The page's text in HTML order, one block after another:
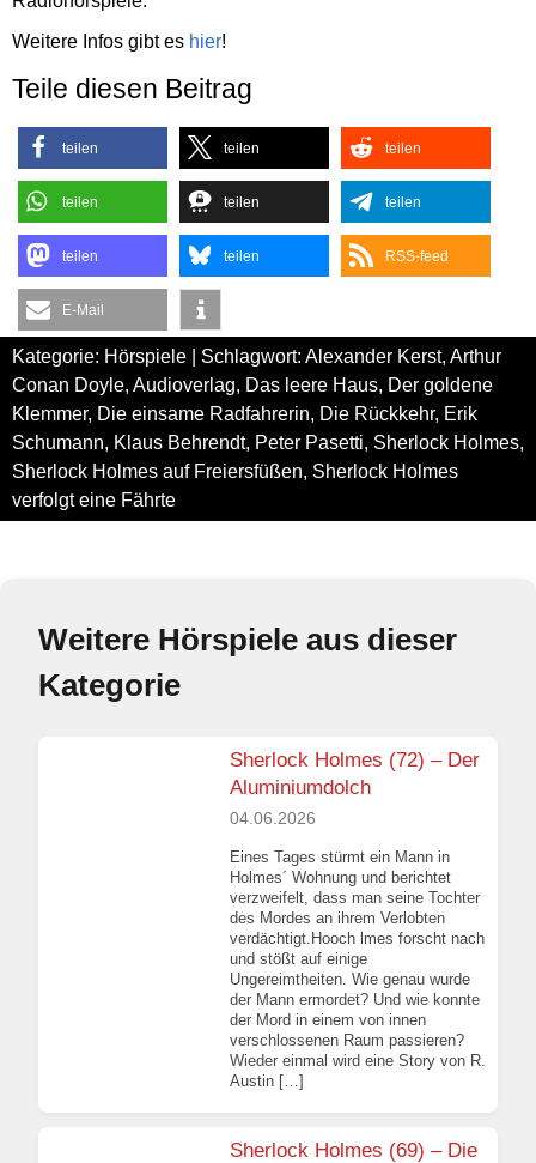
Weitere Infos gibt es hier!
Teile diesen Beitrag
teilen teilen teilen
teilen teilen teilen
teilen teilen RSS-feed
E-Mail
Kategorie: Hörspiele | Schlagwort: Alexander Kerst, Arthur
Conan Doyle, Audioverlag, Das leere Haus, Der goldene
Klemmer, Die einsame Radfahrerin, Die Rückkehr, Erik
Schumann, Klaus Behrendt, Peter Pasetti, Sherlock Holmes,
Sherlock Holmes auf Freiersfüßen, Sherlock Holmes
verfolgt eine Fährte
Weitere Hörspiele aus dieser
Kategorie
Sherlock Holmes (72) – Der
Aluminiumdolch
04.06.2026
Eines Tages stürmt ein Mann in
Holmes´ Wohnung und berichtet
verzweifelt, dass man seine Tochter
des Mordes an ihrem Verlobten
verdächtigt.Hooch lmes forscht nach
und stößt auf einige
Ungereimtheiten. Wie genau wurde
der Mann ermordet? Und wie konnte
der Mord in einem von innen
verschlossenen Raum passieren?
Wieder einmal wird eine Story von R.
Austin […]
Sherlock Holmes (69) – Die